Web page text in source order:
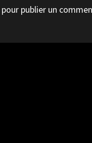
pour publier un